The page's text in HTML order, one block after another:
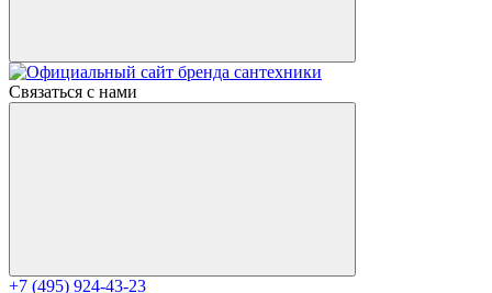
Связаться с нами
+7 (495) 924-43-23